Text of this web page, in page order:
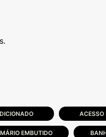
ACESSO
EMBUTIDO